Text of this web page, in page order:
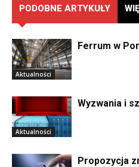
PODOBNE ARTYKUŁY
Aktualności
Ferrum w
Aktualności
Wyzwania i
Propozycja